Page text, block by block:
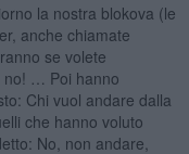
la nostra blokova (le
anche chiamate
se volete
no! … Poi hanno
Chi vuol andare dalla
che hanno voluto
No, non andare,